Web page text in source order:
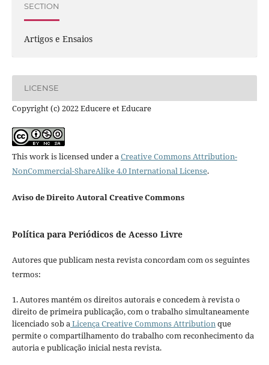
SECTION
Artigos e Ensaios
LICENSE
Copyright (c) 2022 Educere et Educare
This work is licensed under aCreative Commons Attribution-
NonCommercial-ShareAlike 4.0 International License.
Aviso de Direito Autoral Creative Commons
Política para Periódicos de Acesso Livre
Autores que publicam nesta revista concordam com os seguintes
termos:
1. Autores mantém os direitos autorais e concedem à revista o
direito de primeira publicação, com o trabalho simultaneamente
licenciado sob aLicença Creative Commons Attributionque
permite o compartilhamento do trabalho com reconhecimento da
autoria e publicação inicial nesta revista.